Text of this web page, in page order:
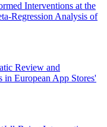
Interventions at the
Regression Analysis of
Review and
in European App Stores'